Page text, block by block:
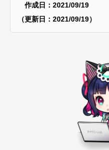
作成日：2021/09/19
（更新日：2021/09/19）